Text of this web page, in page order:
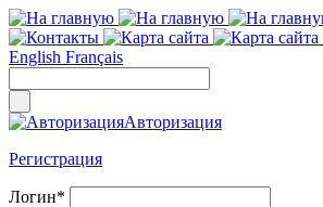
English Français
Авторизация
Регистрация
Логин*